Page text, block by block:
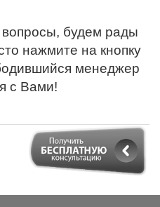
будем рады
нажмите на кнопку
менеджер
с Вами!